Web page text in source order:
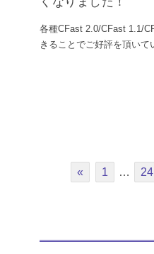
各種CFast 2.0/CFast 1.1/
きることでご好評を頂い
« 1 … 24